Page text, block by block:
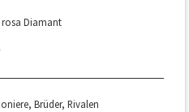
Diamant
Brüder, Rivalen